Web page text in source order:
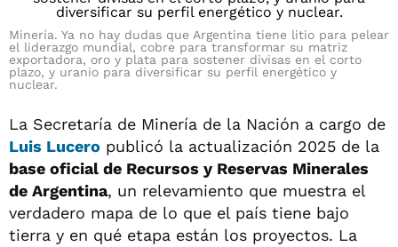
Minería. Ya no hay dudas que Argentina tiene litio para pelear
el liderazgo mundial, cobre para transformar su matriz
exportadora, oro y plata para sostener divisas en el corto
plazo, y uranio para diversificar su perfil energético y
nuclear.
La Secretaría de Minería de la Nación a cargo de
Luis Lucero publicó la actualización 2025 de la
base oficial de Recursos y Reservas Minerales
de Argentina, un relevamiento que muestra el
verdadero mapa de lo que el país tiene bajo
tierra y en qué etapa están los proyectos. La